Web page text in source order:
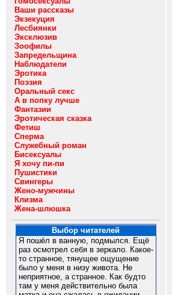
Ваши рассказы
Экзекуция
Лесбиянки
Эксклюзив
Зоофилы
Запредельщина
Наблюдатели
Эротика
Поэзия
Оральный секс
А в попку лучше
Фантазии
Эротическая сказка
Фетиш
Сперма
Служебный роман
Бисексуалы
Я хочу пи-пи
Пушистики
Свингеры
Жено-мужчины
Клизма
Жена-шлюшка
Выбор читателей
Я пошёл в ванную, подмылся. Ещё
раз осмотрел себя в зеркало. Какое-
то странное, тянущее ощущение
было у меня в низу живота. Не
неприятное, а странное. Как будто
там у меня действительно была